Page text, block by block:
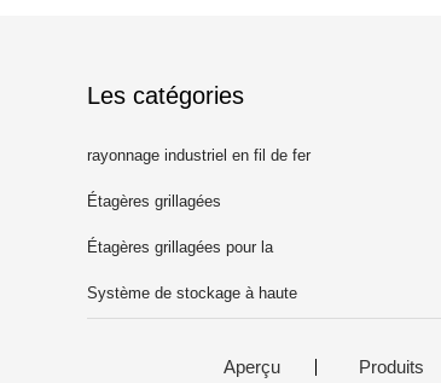
Les catégories
rayonnage industriel en fil de fer
Étagères grillagées
commerciales
Étagères grillagées pour la
maison
Système de stockage à haute
Aperçu Produits